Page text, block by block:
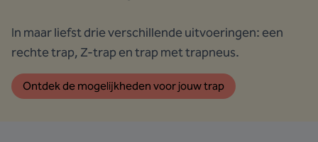
In maar liefst drie verschillende uitvoeringen: een
rechte trap, Z-trap en trap met trapneus.
Ontdek de mogelijkheden voor jouw trap